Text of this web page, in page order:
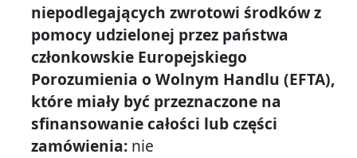
niepodlegających zwrotowi środków z
pomocy udzielonej przez państwa
członkowskie Europejskiego
Porozumienia o Wolnym Handlu (EFTA),
które miały być przeznaczone na
sfinansowanie całości lub części
zamówienia: nie